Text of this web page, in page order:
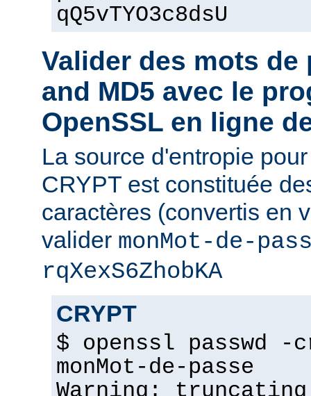
qQ5vTYO3c8dsU
Valider des mots de
and MD5 avec le
OpenSSL en ligne
La source d'entropie
CRYPT est constituée
caractères (convertis en
valider monMot-de-
rqXexS6ZhobKA
CRYPT
$ openssl passwd
monMot-de-passe